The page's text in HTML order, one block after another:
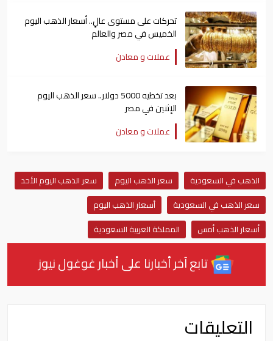
تحركات على مستوى عالٍ.. أسعار الذهب اليوم
الخميس في مصر والعالم
عملات و معادن
بعد تخطيه 5000 دولار.. سعر الذهب اليوم
الإثنين في مصر
عملات و معادن
الذهب في السعودية سعر الذهب اليوم
سعر الذهب اليوم الأحد
سعر الذهب في السعودية
أسعار الذهب اليوم
أسعار الذهب أمس
المملكة العربية السعودية
تابع آخر أخبارنا على أخبار غوغول نيوز
التعليقات